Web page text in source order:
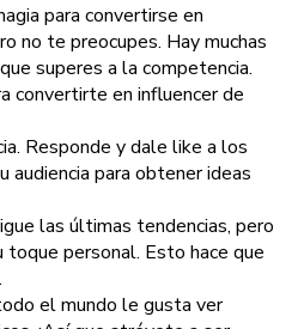
para convertirse en
no te preocupes. Hay muchas
superes a la competencia.
convertirte en influencer de
Responde y dale like a los
audiencia para obtener ideas
las últimas tendencias, pero
personal. Esto hace que
el mundo le gusta ver